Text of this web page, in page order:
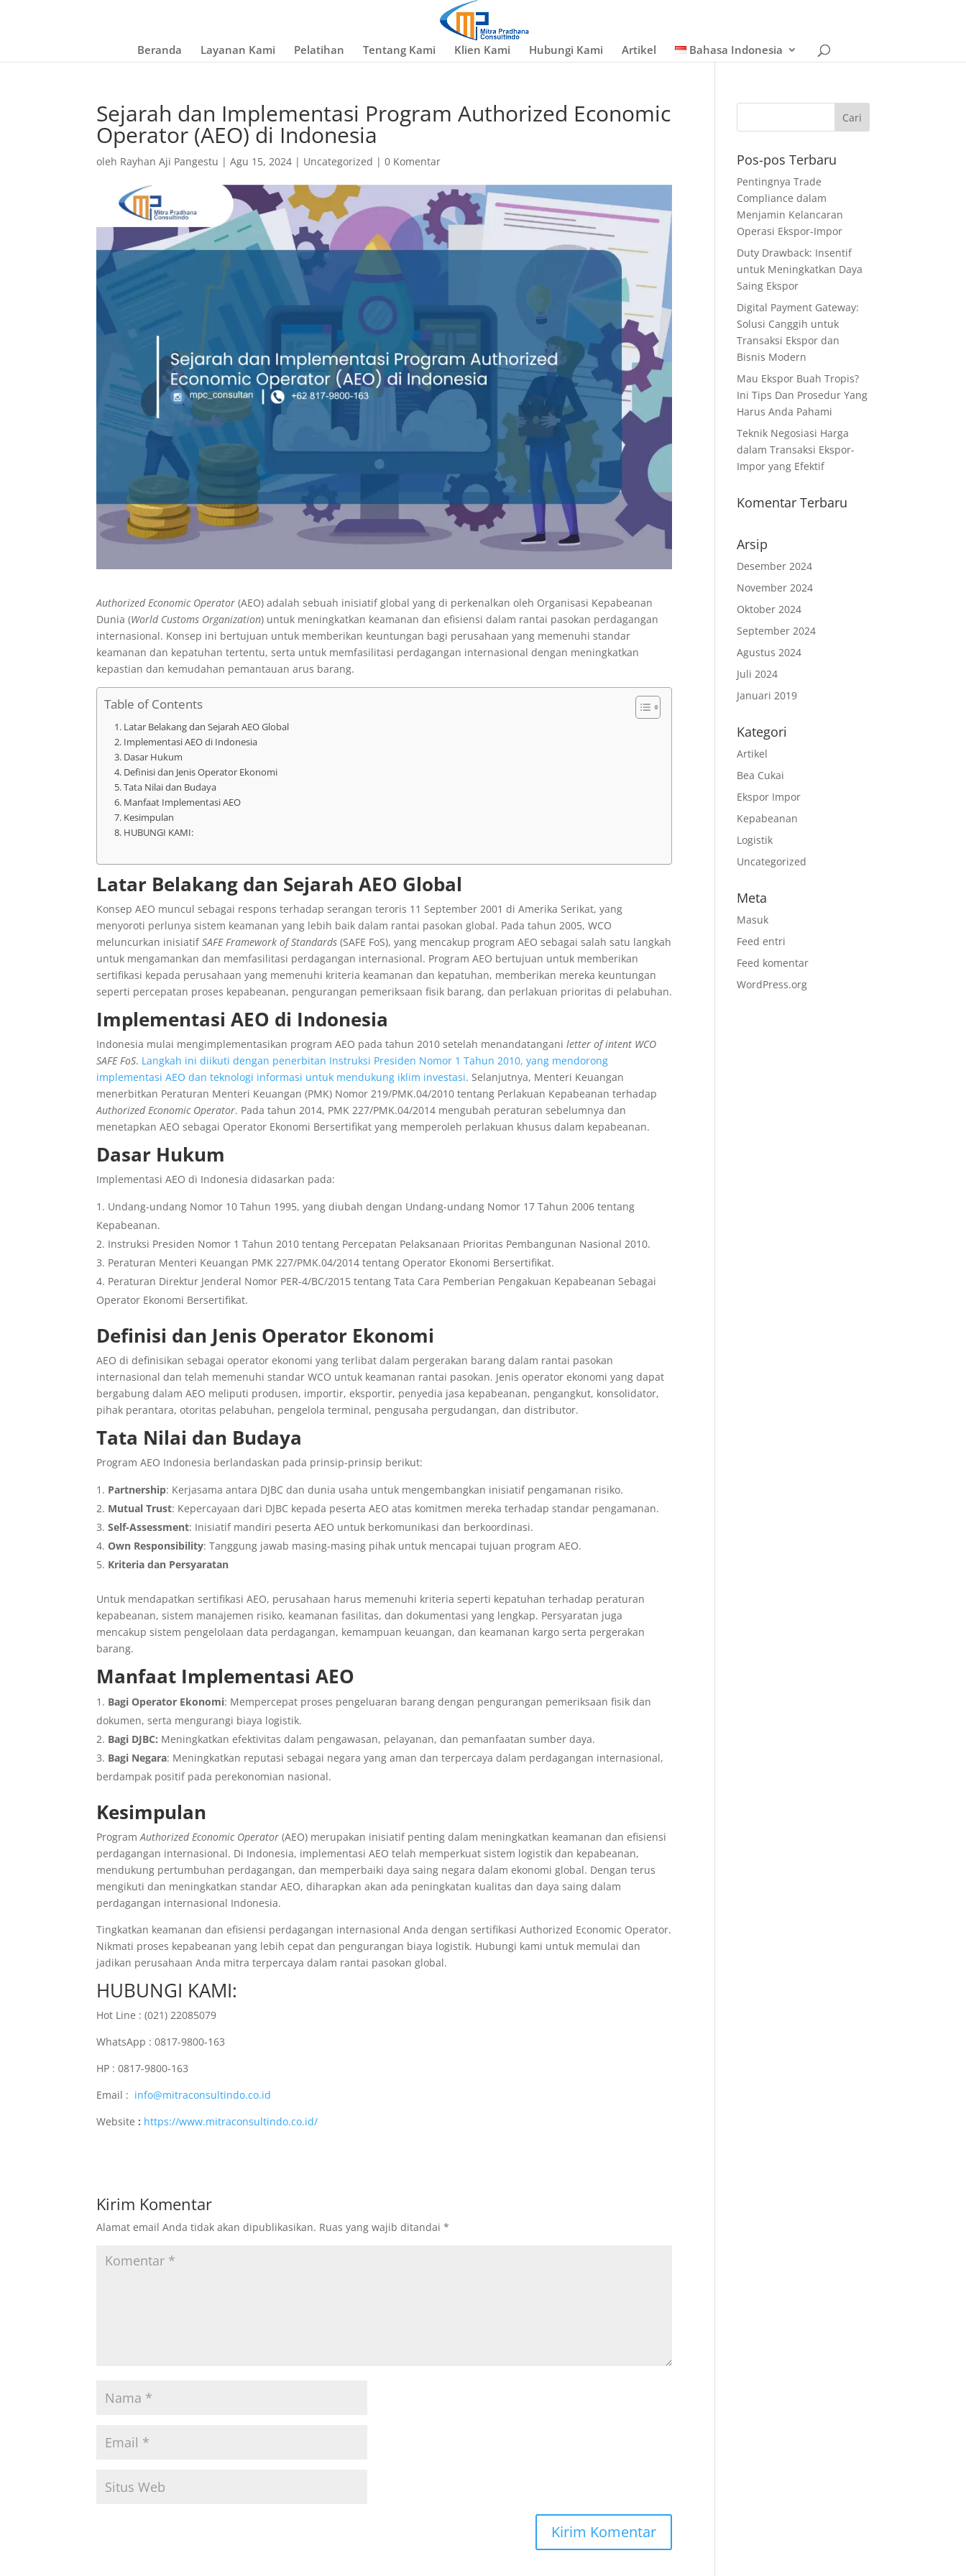
Beranda Layanan Kami Pelatihan Tentang Kami Klien Kami Hubungi Kami Artikel Bahasa Indonesia
Sejarah dan Implementasi Program Authorized Economic
Operator (AEO) di Indonesia
oleh Rayhan Aji Pangestu |Agu 15, 2024 | Uncategorized |0 Komentar
Authorized Economic Operator (AEO) adalah sebuah inisiatif global yang di perkenalkan oleh Organisasi Kepabeanan
Dunia (World Customs Organization) untuk meningkatkan keamanan dan efisiensi dalam rantai pasokan perdagangan
internasional. Konsep ini bertujuan untuk memberikan keuntungan bagi perusahaan yang memenuhi standar
keamanan dan kepatuhan tertentu, serta untuk memfasilitasi perdagangan internasional dengan meningkatkan
kepastian dan kemudahan pemantauan arus barang.
Table of Contents
Latar Belakang dan Sejarah AEO Global
Implementasi AEO di Indonesia
Dasar Hukum
Definisi dan Jenis Operator Ekonomi
Tata Nilai dan Budaya
Manfaat Implementasi AEO
Kesimpulan
HUBUNGI KAMI:
Latar Belakang dan Sejarah AEO Global
Konsep AEO muncul sebagai respons terhadap serangan teroris 11 September 2001 di Amerika Serikat, yang
menyoroti perlunya sistem keamanan yang lebih baik dalam rantai pasokan global. Pada tahun 2005, WCO
meluncurkan inisiatifSAFE Framework of Standards (SAFE FoS), yang mencakup program AEO sebagai salah satu langkah
untuk mengamankan dan memfasilitasi perdagangan internasional. Program AEO bertujuan untuk memberikan
sertifikasi kepada perusahaan yang memenuhi kriteria keamanan dan kepatuhan, memberikan mereka keuntungan
seperti percepatan proses kepabeanan, pengurangan pemeriksaan fisik barang, dan perlakuan prioritas di pelabuhan.
Implementasi AEO di Indonesia
Indonesia mulai mengimplementasikan program AEO pada tahun 2010 setelah menandatanganiletter of intent WCO
SAFE FoS. Langkah ini diikuti dengan penerbitan Instruksi Presiden Nomor 1 Tahun 2010, yang mendorong
implementasi AEO dan teknologi informasi untuk mendukung iklim investasi. Selanjutnya, Menteri Keuangan
menerbitkan Peraturan Menteri Keuangan (PMK) Nomor 219/PMK.04/2010 tentang Perlakuan Kepabeanan terhadap
Authorized Economic Operator. Pada tahun 2014, PMK 227/PMK.04/2014 mengubah peraturan sebelumnya dan
menetapkan AEO sebagai Operator Ekonomi Bersertifikat yang memperoleh perlakuan khusus dalam kepabeanan.
Dasar Hukum
Implementasi AEO di Indonesia didasarkan pada:
Undang-undang Nomor 10 Tahun 1995, yang diubah dengan Undang-undang Nomor 17 Tahun 2006 tentang
Kepabeanan.
Instruksi Presiden Nomor 1 Tahun 2010 tentang Percepatan Pelaksanaan Prioritas Pembangunan Nasional 2010.
Peraturan Menteri Keuangan PMK 227/PMK.04/2014 tentang Operator Ekonomi Bersertifikat.
Peraturan Direktur Jenderal Nomor PER-4/BC/2015 tentang Tata Cara Pemberian Pengakuan Kepabeanan Sebagai
Operator Ekonomi Bersertifikat.
Definisi dan Jenis Operator Ekonomi
AEO di definisikan sebagai operator ekonomi yang terlibat dalam pergerakan barang dalam rantai pasokan
internasional dan telah memenuhi standar WCO untuk keamanan rantai pasokan. Jenis operator ekonomi yang dapat
bergabung dalam AEO meliputi produsen, importir, eksportir, penyedia jasa kepabeanan, pengangkut, konsolidator,
pihak perantara, otoritas pelabuhan, pengelola terminal, pengusaha pergudangan, dan distributor.
Tata Nilai dan Budaya
Program AEO Indonesia berlandaskan pada prinsip-prinsip berikut:
Partnership: Kerjasama antara DJBC dan dunia usaha untuk mengembangkan inisiatif pengamanan risiko.
Mutual Trust: Kepercayaan dari DJBC kepada peserta AEO atas komitmen mereka terhadap standar pengamanan.
Self-Assessment: Inisiatif mandiri peserta AEO untuk berkomunikasi dan berkoordinasi.
Own Responsibility: Tanggung jawab masing-masing pihak untuk mencapai tujuan program AEO.
Kriteria dan Persyaratan
Untuk mendapatkan sertifikasi AEO, perusahaan harus memenuhi kriteria seperti kepatuhan terhadap peraturan
kepabeanan, sistem manajemen risiko, keamanan fasilitas, dan dokumentasi yang lengkap. Persyaratan juga
mencakup sistem pengelolaan data perdagangan, kemampuan keuangan, dan keamanan kargo serta pergerakan
barang.
Manfaat Implementasi AEO
Bagi Operator Ekonomi: Mempercepat proses pengeluaran barang dengan pengurangan pemeriksaan fisik dan
dokumen, serta mengurangi biaya logistik.
Bagi DJBC: Meningkatkan efektivitas dalam pengawasan, pelayanan, dan pemanfaatan sumber daya.
Bagi Negara: Meningkatkan reputasi sebagai negara yang aman dan terpercaya dalam perdagangan internasional,
berdampak positif pada perekonomian nasional.
Kesimpulan
ProgramAuthorized Economic Operator (AEO) merupakan inisiatif penting dalam meningkatkan keamanan dan efisiensi
perdagangan internasional. Di Indonesia, implementasi AEO telah memperkuat sistem logistik dan kepabeanan,
mendukung pertumbuhan perdagangan, dan memperbaiki daya saing negara dalam ekonomi global. Dengan terus
mengikuti dan meningkatkan standar AEO, diharapkan akan ada peningkatan kualitas dan daya saing dalam
perdagangan internasional Indonesia.
Tingkatkan keamanan dan efisiensi perdagangan internasional Anda dengan sertifikasi Authorized Economic Operator.
Nikmati proses kepabeanan yang lebih cepat dan pengurangan biaya logistik. Hubungi kami untuk memulai dan
jadikan perusahaan Anda mitra terpercaya dalam rantai pasokan global.
HUBUNGI KAMI:
Hot Line : (021) 22085079
WhatsApp : 0817-9800-163
HP : 0817-9800-163
Email : info@mitraconsultindo.co.id
Website : https://www.mitraconsultindo.co.id/
Kirim Komentar
Alamat email Anda tidak akan dipublikasikan. Ruas yang wajib ditandai*
Pos-pos Terbaru
Pentingnya Trade
Compliance dalam
Menjamin Kelancaran
Operasi Ekspor-Impor
Duty Drawback: Insentif
untuk Meningkatkan Daya
Saing Ekspor
Digital Payment Gateway:
Solusi Canggih untuk
Transaksi Ekspor dan
Bisnis Modern
Mau Ekspor Buah Tropis?
Ini Tips Dan Prosedur Yang
Harus Anda Pahami
Teknik Negosiasi Harga
dalam Transaksi Ekspor-
Impor yang Efektif
Komentar Terbaru
Arsip
Desember 2024
November 2024
Oktober 2024
September 2024
Agustus 2024
Juli 2024
Januari 2019
Kategori
Artikel
Bea Cukai
Ekspor Impor
Kepabeanan
Logistik
Uncategorized
Meta
Masuk
Feed entri
Feed komentar
WordPress.org